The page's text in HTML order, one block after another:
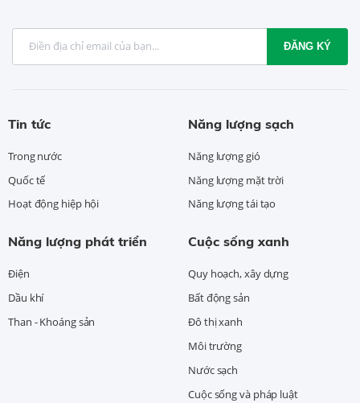
ĐĂNG KÝ
Tin tức
Trong nước
Quốc tế
Hoạt động hiệp hội
Năng lượng sạch
Năng lượng gió
Năng lượng mặt trời
Năng lượng tái tạo
Năng lượng phát triển
Điện
Dầu khí
Than - Khoáng sản
Cuộc sống xanh
Quy hoạch, xây dựng
Bất động sản
Đô thị xanh
Môi trường
Nước sạch
Cuộc sống và pháp luật